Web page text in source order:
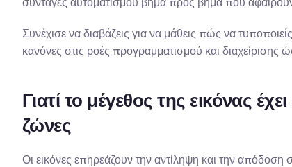
Συνέχισε να διαβάζεις για να μάθεις πώς να
κανόνες στις ροές προγραμματισμού και διαχείρισης
Γιατί το μέγεθος της εικόνας
ζώνες
Οι εικόνες επηρεάζουν την αντίληψη και την